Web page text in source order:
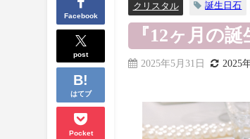
Facebook
post
はてブ
Pocket
クリスタル 誕生日石
『12ヶ月の
2025年5月31日 2025